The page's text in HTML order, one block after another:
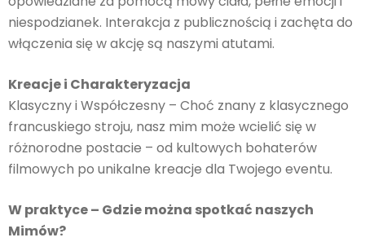
niespodzianek. Interakcja z publicznością i zachęta do
włączenia się w akcję są naszymi atutami.
Kreacje i Charakteryzacja
Klasyczny i Współczesny – Choć znany z klasycznego
francuskiego stroju, nasz mim może wcielić się w
różnorodne postacie – od kultowych bohaterów
filmowych po unikalne kreacje dla Twojego eventu.
W praktyce – Gdzie można spotkać naszych
Mimów?